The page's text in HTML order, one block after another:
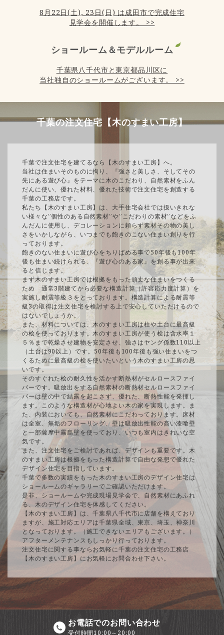
8月22日(土), 23日(日) は成田市で完成住宅
見学会を開催します。 >>
ショールーム＆モデルルーム
千葉県八千代市と東京都品川区に
当社独自のショールームがございます。 >>
千葉の注文住宅【木のすまい工房】
千葉で注文住宅を建てるなら【木のすまい工房】へ。
当社は住まいそのものに拘り、『強さと美しさ、そしてその
先にある遊び心』をテーマに木のこだわり、自然素材をふん
だんに使い、優れた材料、優れた技術で注文住宅を創造する
千葉の工務店です。
私たち【木のすまい工房】は、大手住宅会社では扱いきれな
い様々な”個性のある自然素材”や”こだわりの素材”などをふ
んだんに使用し、デコレーションに頼らず素材その物の美し
さをいかしながら、いつまでも飽きのこない住まい創りを行
っております。
飽きのない住まいに遊び心をちりばめる事で50年後も100年
後も住まい続けられる、『遊び心のある家』を創る事が出来
ると信じます。
まず木のすまい工房では根拠をもった頑丈な住まいをつくる
ため 通常3階建てから必要な構造計算（許容応力度計算）を
実施し耐震等級３をとっております。構造計算による耐震等
級3の取得は注文住宅を検討する上で安心していただけるので
はないでしょうか。
また、材料については、木のすまい工房は柱や土台に最高級
の桧を使っております。木のすまい工房が使う桧は含水率１
５％まで乾燥させ建物を安定させ、強さはヤング係数110以上
（土台は90以上）です。50年後も100年後も強い住まいをつ
くるために最高級の桧を使いたいという木のすまい工房の思
いです。
そのすぐれた桧の耐久性を活かす断熱材がセルロースファイ
バーです。吸放出をする自然素材の断熱材セルロースファイ
バーは壁の中で結露を起こさず、優れた、断熱性能を発揮し
ます。このような構造材が心地よい木の家を実現します。ま
た、内装においても、自然素材にこだわっております。床材
は全室、無垢のフローリング、壁は吸放出性能の高い漆喰壁
と一部薩摩中霧島壁を使っており、いつも室内はきれいな空
気です。
また、注文住宅をご検討であれば、デザインも重要です。木
のすまい工房は根拠をもった構造計算で自由な発想で優れた
デザイン住宅を目指しています。
千葉で多数の実績をもった木のすまい工房のデザイン住宅は
ショールームのギャラリーでご確認いただけます。
是非、ショールームや完成現場見学会で、自然素材にあふれ
る、木のデザイン住宅を体感してください。
【木のすまい工房】は、千葉県八千代市に店舗を構えており
ますが、施工対応エリアは千葉県全域、東京、埼玉、神奈川
となっております。（施工できないエリアもございます。）
アフターメンテナンスもしっかり行っております。
注文住宅に関する事ならお気軽に千葉の注文住宅の工務店
【木のすまい工房】にお気軽にお問合わせ下さい。
お電話でのお問い合わせ
受付時間10:00～20:00